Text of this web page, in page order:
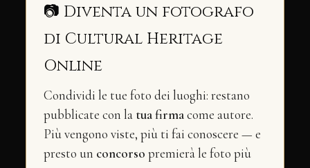
📷 Diventa un fotografo
di Cultural Heritage
Online
Condividi le tue foto dei luoghi: restano
pubblicate con la tua firmacome autore.
Più vengono viste, più ti fai conoscere — e
presto un concorso premierà le foto più